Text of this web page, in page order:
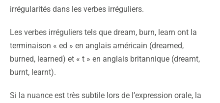
irrégularités dans les verbes irréguliers.
Les verbes irréguliers tels que dream, burn, learn ont la
terminaison « ed » en anglais américain (dreamed,
burned, learned) et « t » en anglais britannique (dreamt,
burnt, learnt).
Si la nuance est très subtile lors de l’expression orale, la